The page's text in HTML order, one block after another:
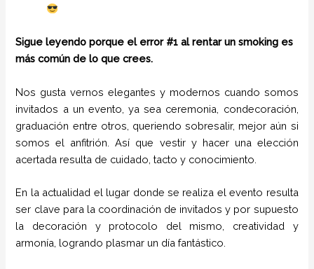
Sigue leyendo porque el error #1 al rentar un smoking es
más común de lo que crees.
Nos gusta vernos elegantes y modernos cuando somos
invitados a un evento, ya sea ceremonia, condecoración,
graduación entre otros, queriendo sobresalir, mejor aún si
somos el anfitrión. Así que vestir y hacer una elección
acertada resulta de cuidado, tacto y conocimiento.
En la actualidad el lugar donde se realiza el evento resulta
ser clave para la coordinación de invitados y por supuesto
la decoración y protocolo del mismo, creatividad y
armonía, logrando plasmar un día fantástico.